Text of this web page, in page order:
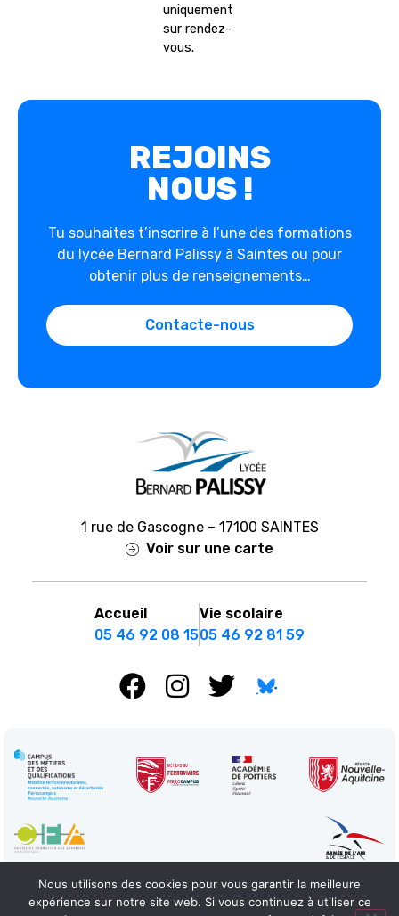
uniquement
sur rendez-
vous.
REJOINS
NOUS !
Tu souhaites t’inscrire à l’une des formations
du lycée Bernard Palissy à Saintes ou pour
obtenir plus de renseignements…
Contacte-nous
1 rue de Gascogne – 17100 SAINTES
Voir sur une carte
Accueil
05 46 92 08 15
Vie scolaire
05 46 92 81 59
Mentions légales Réalisation : Ekole.fr
Nous utilisons des cookies pour vous garantir la meilleure
expérience sur notre site web. Si vous continuez à utiliser ce